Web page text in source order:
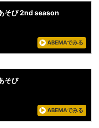
そび 2nd season
ABEMAでみる
そび
ABEMAでみる